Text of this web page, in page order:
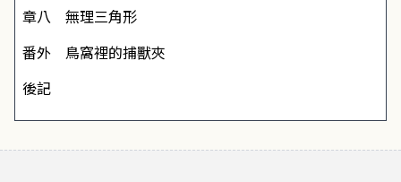
章八 無理三角形
番外 鳥窩裡的捕獸夾
後記